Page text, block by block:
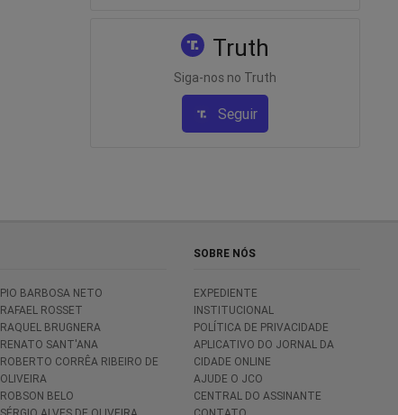
Truth
Siga-nos no Truth
Seguir
PIO BARBOSA NETO
RAFAEL ROSSET
RAQUEL BRUGNERA
RENATO SANT'ANA
ROBERTO CORRÊA RIBEIRO DE
OLIVEIRA
ROBSON BELO
SOBRE NÓS
EXPEDIENTE
INSTITUCIONAL
POLÍTICA DE PRIVACIDADE
APLICATIVO DO JORNAL DA
CIDADE ONLINE
AJUDE O JCO
CENTRAL DO ASSINANTE